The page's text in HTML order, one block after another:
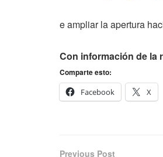
e ampliar la apertura
Con información de la
Comparte esto:
Facebook
X
Previous Post